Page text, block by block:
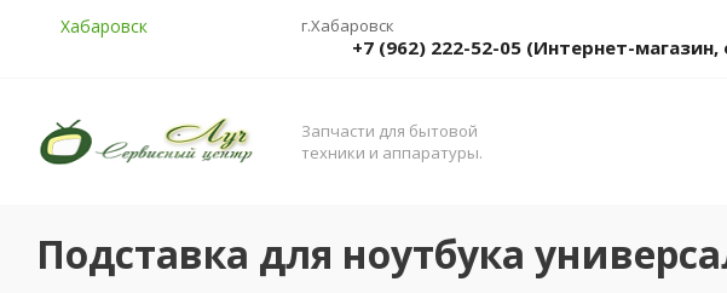
Хабаровск г.Хабаровск
+7 (962) 222-52-05 (Интернет-
Запчасти для бытовой
техники и аппаратуры.
Подставка для ноутбука